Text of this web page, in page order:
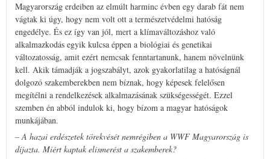
Magyarország erdeiben az elmúlt harminc évben egy darab fát nem
vágtak ki úgy, hogy nem volt ott a természetvédelmi hatóság
engedélye. És ez így van jól, mert a klímaváltozáshoz való
alkalmazkodás egyik kulcsa éppen a biológiai és genetikai
változatosság, amit ezért nemcsak fenntartanunk, hanem növelnünk
kell. Akik támadják a jogszabályt, azok gyakorlatilag a hatóságnál
dolgozó szakemberekben nem bíznak, hogy képesek felelősen
megítélni a rendelkezések alkalmazásának szükségességét. Ezzel
szemben én abból indulok ki, hogy bízom a magyar hatóságok
munkájában.
– A hazai erdészetek törekvését nemrégiben a WWF Magyarország is
díjazta. Miért kaptak elismerést a szakemberek?